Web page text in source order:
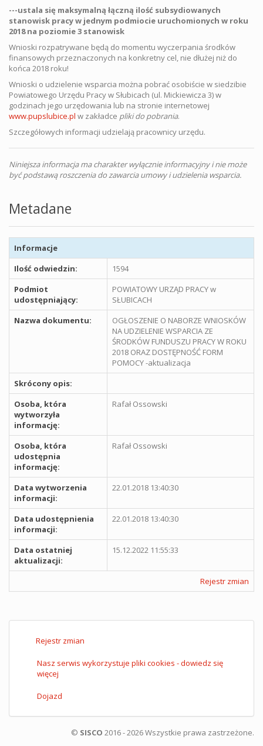
---ustala się maksymalną łączną ilość subsydiowanych
stanowisk pracy w jednym podmiocie uruchomionych w roku
2018 na poziomie 3 stanowisk
Wnioski rozpatrywane będą do momentu wyczerpania środków
finansowych przeznaczonych na konkretny cel, nie dłużej niż do
końca 2018 roku!
Wnioski o udzielenie wsparcia można pobrać osobiście w siedzibie
Powiatowego Urzędu Pracy w Słubicach (ul. Mickiewicza 3) w
godzinach jego urzędowania lub na stronie internetowej
www.pupslubice.pl w zakładce pliki do pobrania.
Szczegółowych informacji udzielają pracownicy urzędu.
Niniejsza informacja ma charakter wyłącznie informacyjny i nie może
być podstawą roszczenia do zawarcia umowy i udzielenia wsparcia.
Metadane
Informacje
Ilość odwiedzin:
1594
Podmiot
udostępniający:
POWIATOWY URZĄD PRACY w
SŁUBICACH
Nazwa dokumentu:
OGŁOSZENIE O NABORZE WNIOSKÓW
NA UDZIELENIE WSPARCIA ZE
ŚRODKÓW FUNDUSZU PRACY W ROKU
2018 ORAZ DOSTĘPNOŚĆ FORM
POMOCY -aktualizacja
Skrócony opis:
Osoba, która
wytworzyła
informację:
Rafał Ossowski
Osoba, która
udostępnia
informację:
Rafał Ossowski
Data wytworzenia
informacji:
22.01.2018 13:40:30
Data udostępnienia
informacji:
22.01.2018 13:40:30
Data ostatniej
aktualizacji:
15.12.2022 11:55:33
Rejestr zmian
Rejestr zmian
Nasz serwis wykorzystuje pliki cookies - dowiedz się
więcej
Dojazd
© SISCO 2016 - 2026 Wszystkie prawa zastrzeżone.